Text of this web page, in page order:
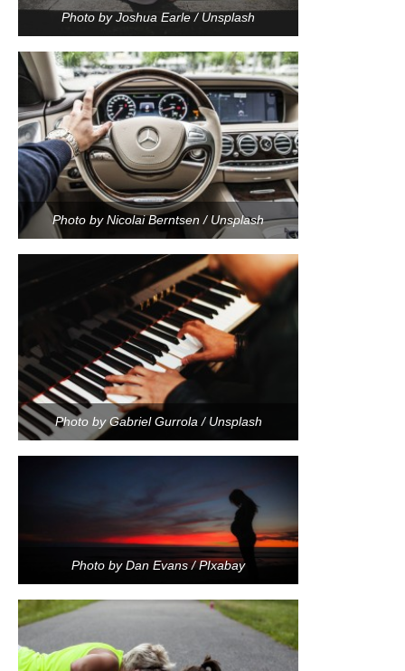
Photo by Joshua Earle / Unsplash
Photo by Nicolai Berntsen / Unsplash
Photo by Gabriel Gurrola / Unsplash
Photo by Dan Evans / PIxabay